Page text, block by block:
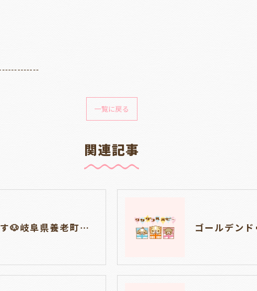
一覧に戻る
関連記事
仔犬の見学が出来ます🐶岐阜県養老町のブリーダーワンダフルパピーです。